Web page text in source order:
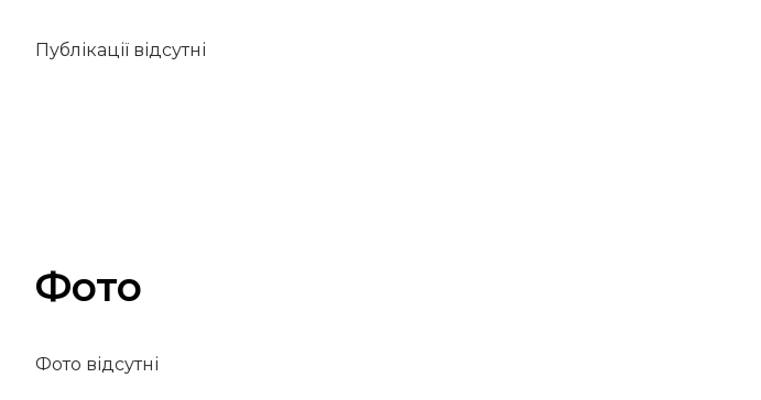
Публікації відсутні
Фото
Фото відсутні